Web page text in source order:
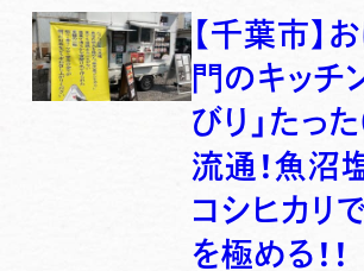
【千葉市】
門のキッチ
びり」たっ
流通！魚沼
コシヒカリ
を極める！！